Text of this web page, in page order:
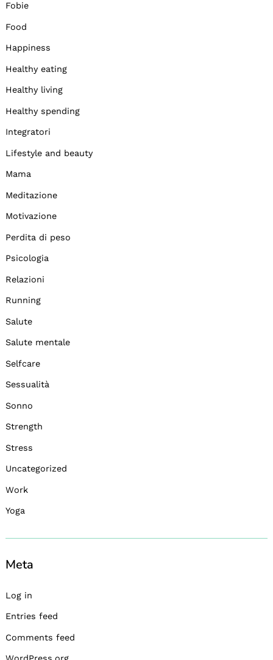
Fobie
Food
Happiness
Healthy eating
Healthy living
Healthy spending
Integratori
Lifestyle and beauty
Mama
Meditazione
Motivazione
Perdita di peso
Psicologia
Relazioni
Running
Salute
Salute mentale
Selfcare
Sessualità
Sonno
Strength
Stress
Uncategorized
Work
Yoga
Meta
Log in
Entries feed
Comments feed